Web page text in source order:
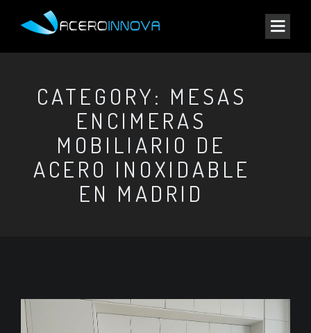
CATEGORY: MESAS
ENCIMERAS
MOBILIARIO DE
ACERO INOXIDABLE
EN MADRID